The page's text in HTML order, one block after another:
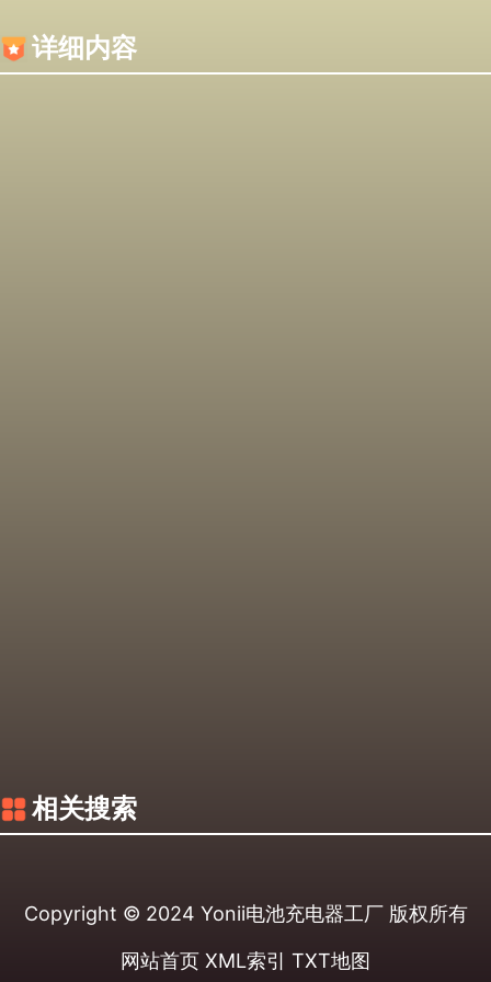
详细内容
相关搜索
Copyright © 2024 Yonii电池充电器工厂版权所有
网站首页 XML索引 TXT地图